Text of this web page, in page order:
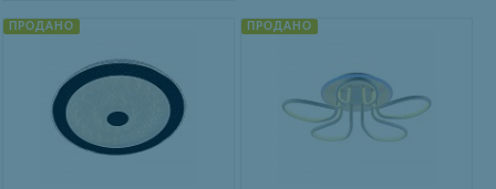
ПРОДАНО ПРОДАНО